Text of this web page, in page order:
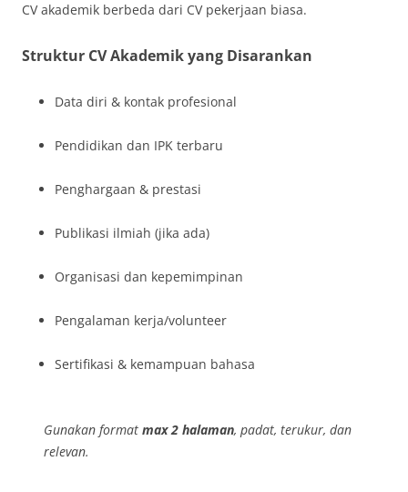
CV akademik berbeda dari CV pekerjaan biasa.
Struktur CV Akademik yang Disarankan
Data diri & kontak profesional
Pendidikan dan IPK terbaru
Penghargaan & prestasi
Publikasi ilmiah (jika ada)
Organisasi dan kepemimpinan
Pengalaman kerja/volunteer
Sertifikasi & kemampuan bahasa
Gunakan format max 2 halaman, padat, terukur, dan
relevan.